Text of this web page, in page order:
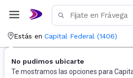
Estás en Capital Federal (1406)
No pudimos ubicarte
Te mostramos las opciones para